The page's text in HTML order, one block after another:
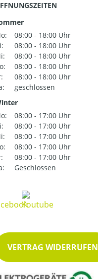
08:00 - 18:00 Uhr
08:00 - 18:00 Uhr
08:00 - 18:00 Uhr
08:00 - 18:00 Uhr
08:00 - 18:00 Uhr
geschlossen
08:00 - 17:00 Uhr
08:00 - 17:00 Uhr
08:00 - 17:00 Uhr
08:00 - 17:00 Uhr
08:00 - 17:00 Uhr
Geschlossen
VERTRAG WIDERRUFEN